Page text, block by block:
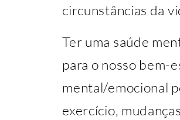
circunstâncias da
Ter uma saúde
para o nosso bem-
mental/emocional
exercício,